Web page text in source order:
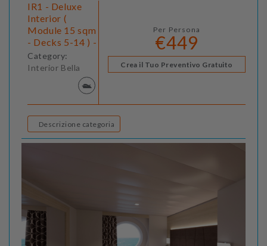
IR1 - Deluxe
Interior (
Module 15 sqm
- Decks 5-14 ) -
Category:
Interior Bella
Per Persona
€449
Crea il Tuo Preventivo Gratuito
Descrizione categoria